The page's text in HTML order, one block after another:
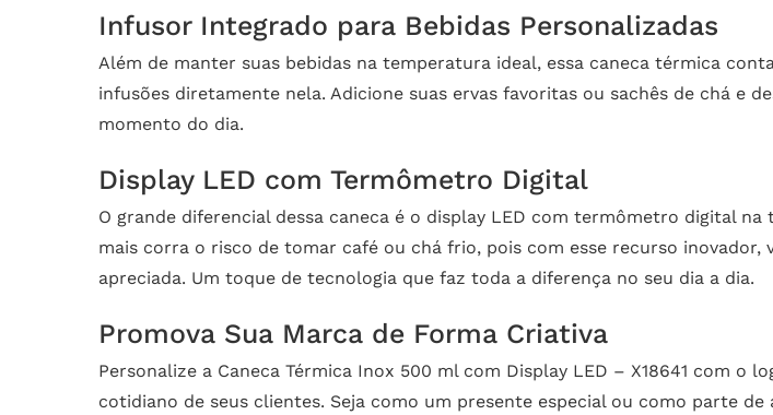
Infusor Integrado para Bebidas Personalizadas
Além de manter suas bebidas na temperatura ideal, essa caneca térmica
infusões diretamente nela. Adicione suas ervas favoritas ou sachês de chá e
momento do dia.
Display LED com Termômetro Digital
O grande diferencial dessa caneca é o display LED com termômetro digital
mais corra o risco de tomar café ou chá frio, pois com esse recurso
apreciada. Um toque de tecnologia que faz toda a diferença no seu dia a dia.
Promova Sua Marca de Forma Criativa
Personalize a Caneca Térmica Inox 500 ml com Display LED – X18641 com
cotidiano de seus clientes. Seja como um presente especial ou como parte